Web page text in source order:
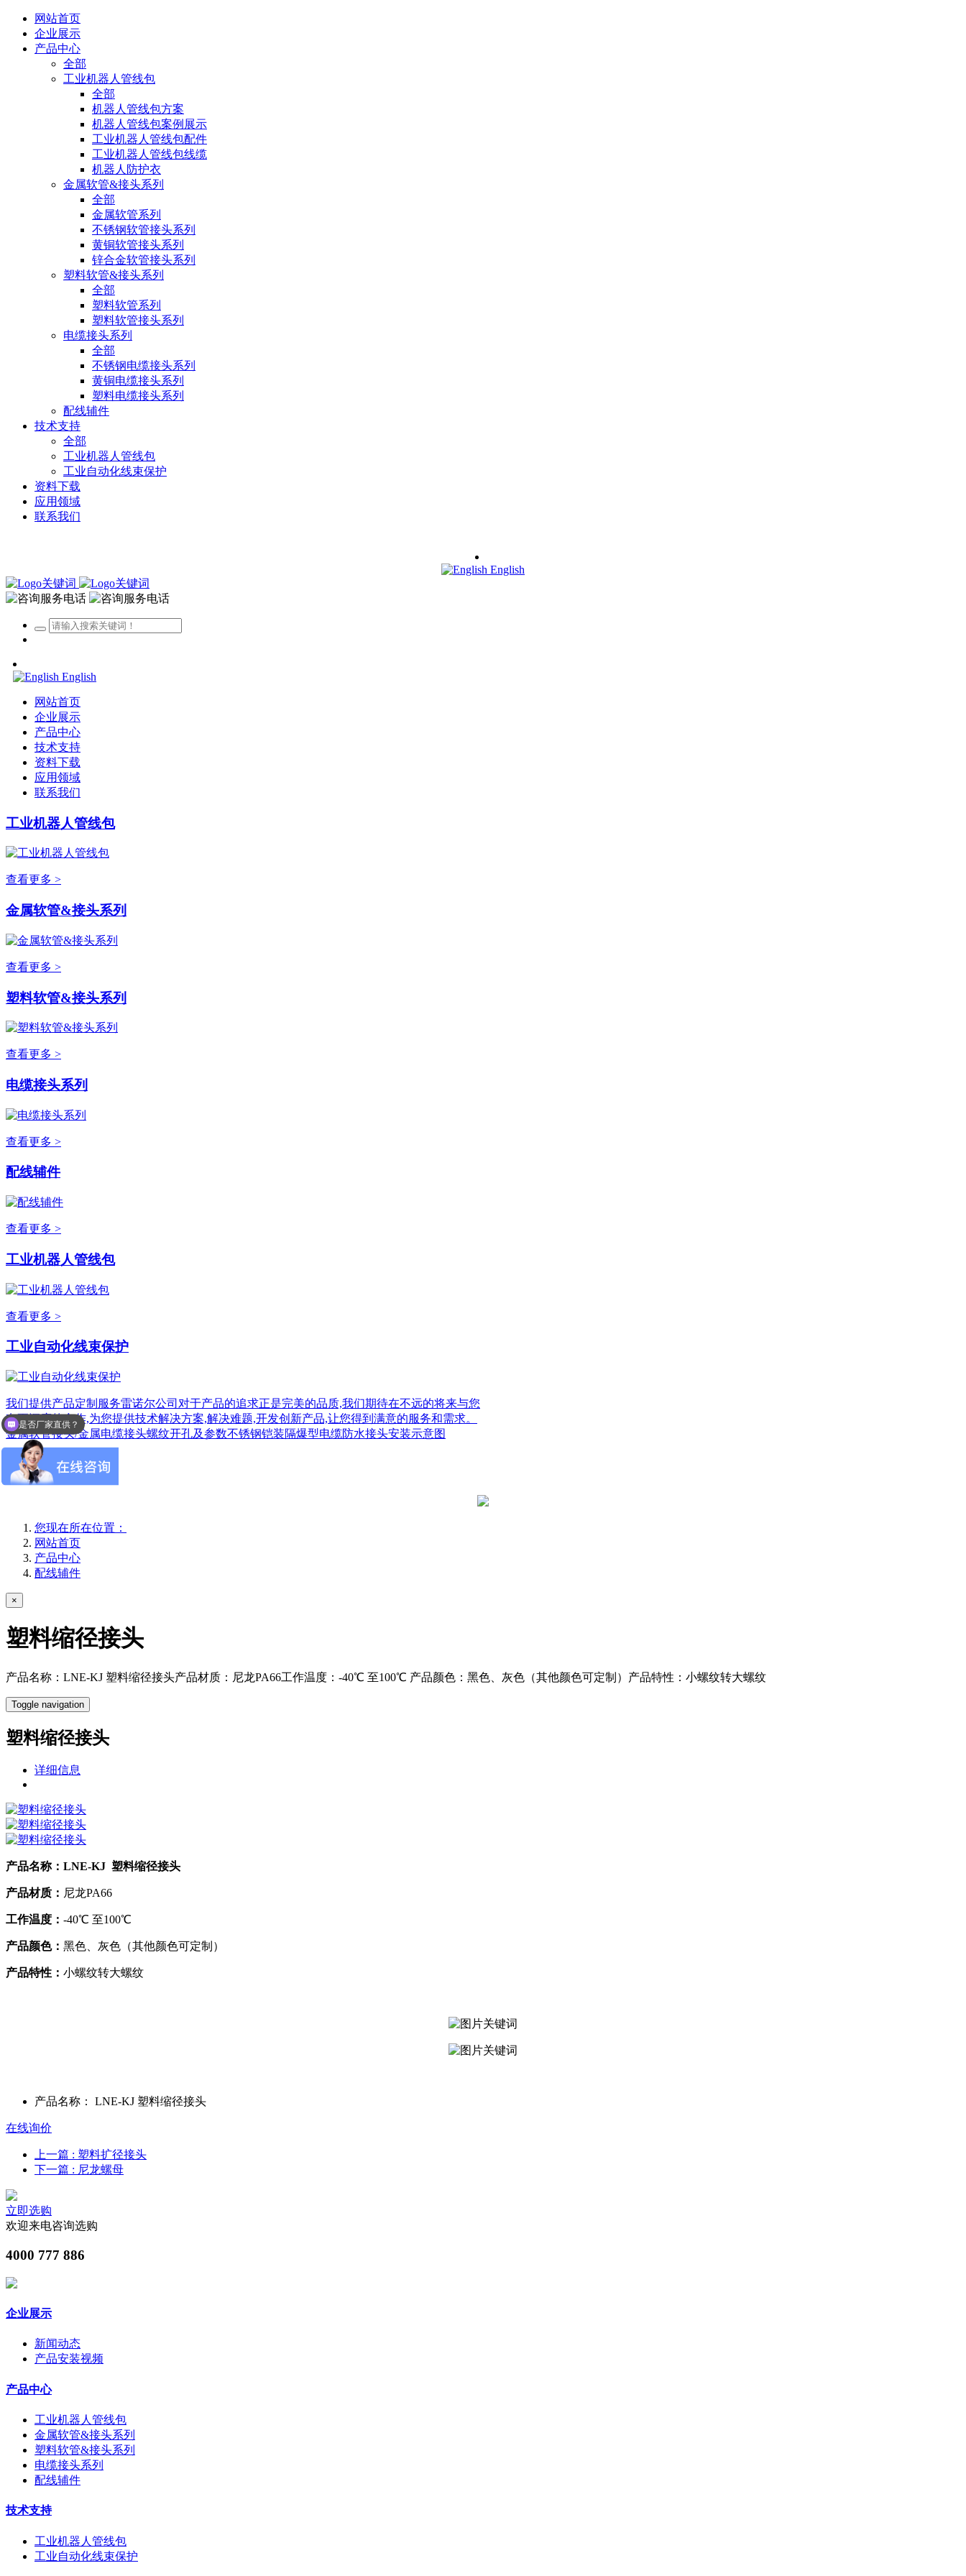
网站首页
企业展示
产品中心
全部
工业机器人管线包
全部
机器人管线包方案
机器人管线包案例展示
工业机器人管线包配件
工业机器人管线包线缆
机器人防护衣
金属软管&接头系列
全部
金属软管系列
不锈钢软管接头系列
黄铜软管接头系列
锌合金软管接头系列
塑料软管&接头系列
全部
塑料软管系列
塑料软管接头系列
电缆接头系列
全部
不锈钢电缆接头系列
黄铜电缆接头系列
塑料电缆接头系列
配线辅件
技术支持
全部
工业机器人管线包
工业自动化线束保护
资料下载
应用领域
联系我们
English
English
网站首页
企业展示
产品中心
技术支持
资料下载
应用领域
联系我们
工业机器人管线包
查看更多 >
金属软管&接头系列
查看更多 >
塑料软管&接头系列
查看更多 >
电缆接头系列
查看更多 >
配线辅件
查看更多 >
工业机器人管线包
查看更多 >
工业自动化线束保护
我们提供产品定制服务雷诺尔公司对于产品的追求正是完美的品质,我们期待在不远的将来与您
有更深度的合作,为您提供技术解决方案,解决难题,开发创新产品,让您得到满意的服务和需求。
金属软管接头/金属电缆接头螺纹开孔及参数不锈钢铠装隔爆型电缆防水接头安装示意图
查看更多 >
您现在所在位置：
网站首页
产品中心
配线辅件
×
塑料缩径接头
产品名称：LNE-KJ 塑料缩径接头产品材质：尼龙PA66工作温度：-40℃ 至100℃ 产品颜色：黑色、灰色（其他颜色可定制）产品特性：小螺纹转大螺纹
Toggle navigation
塑料缩径接头
详细信息
产品名称：LNE-KJ 塑料缩径接头
产品材质： 尼龙PA66
工作温度： -40℃ 至100℃
产品颜色： 黑色、灰色（其他颜色可定制）
产品特性： 小螺纹转大螺纹
产品名称： LNE-KJ 塑料缩径接头
在线询价
上一篇 : 塑料扩径接头
下一篇 : 尼龙螺母
立即选购
欢迎来电咨询选购
4000 777 886
企业展示
新闻动态
产品安装视频
产品中心
工业机器人管线包
金属软管&接头系列
塑料软管&接头系列
电缆接头系列
配线辅件
技术支持
工业机器人管线包
工业自动化线束保护
是否厂家直供？